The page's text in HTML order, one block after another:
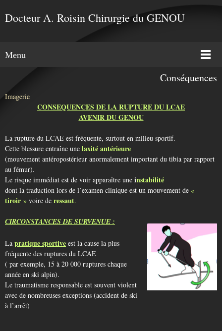
Docteur A. Roisin Chirurgie du GENOU
Menu
Conséquences
Imagerie
CONSEQUENCES DE LA RUPTURE DU LCAE
AVENIR DU GENOU
La rupture du LCAE est fréquente, surtout en milieu sportif.
Cette blessure entraîne une laxité antérieure
(mouvement antéropostérieur anormalement important du tibia par rapport
au fémur).
Le risque immédiat est de voir apparaître une instabilité
dont la traduction lors de l’examen clinique est un mouvement de «
tiroir » voire de ressaut.
CIRCONSTANCES DE SURVENUE :
La pratique sportive est la cause la plus
fréquente des ruptures du LCAE
( par exemple, 15 à 20 000 ruptures chaque
année en ski alpin).
Le traumatisme responsable est souvent violent
avec de nombreuses exceptions (accident de ski
à l’arrêt)